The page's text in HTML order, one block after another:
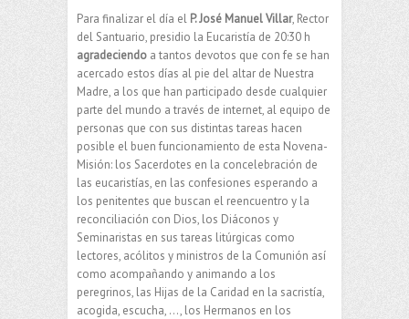
Para finalizar el día el P. José Manuel Villar, Rector
del Santuario, presidio la Eucaristía de 20:30 h
agradeciendo a tantos devotos que con fe se han
acercado estos días al pie del altar de Nuestra
Madre, a los que han participado desde cualquier
parte del mundo a través de internet, al equipo de
personas que con sus distintas tareas hacen
posible el buen funcionamiento de esta Novena-
Misión: los Sacerdotes en la concelebración de
las eucaristías, en las confesiones esperando a
los penitentes que buscan el reencuentro y la
reconciliación con Dios, los Diáconos y
Seminaristas en sus tareas litúrgicas como
lectores, acólitos y ministros de la Comunión así
como acompañando y animando a los
peregrinos, las Hijas de la Caridad en la sacristía,
acogida, escucha, …, los Hermanos en los